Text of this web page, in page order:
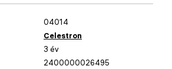
04014
Celestron
3 év
2400000026495